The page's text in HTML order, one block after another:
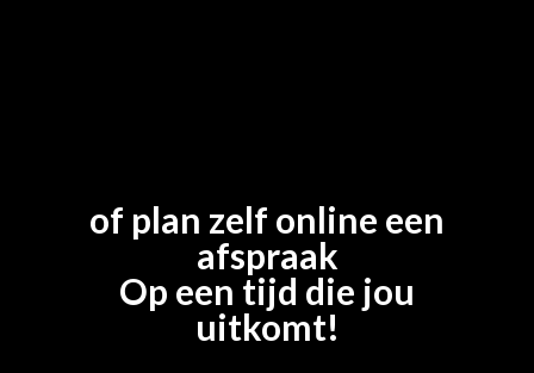
of plan zelf online een
afspraak
Op een tijd die jou
uitkomt!